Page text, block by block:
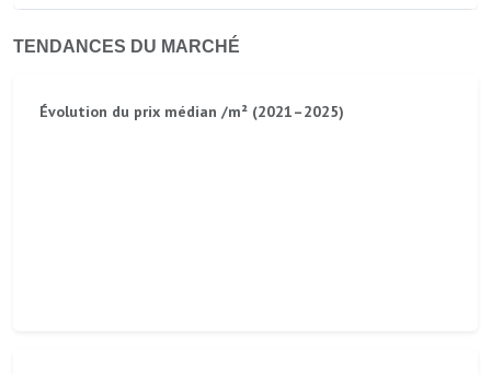
TENDANCES DU MARCHÉ
Évolution du prix médian /m² (2021–2025)